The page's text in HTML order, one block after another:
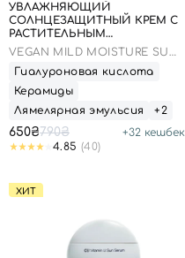
УВЛАЖНЯЮЩИЙ
СОЛНЦЕЗАЩИТНЫЙ КРЕМ С
РАСТИТЕЛЬНЫМ
СКВАЛАНОМ, 50 МЛ
VEGAN MILD MOISTURE SUN
SPF 50+ PA++++
Гиалуроновая кислота
Керамиды
Лямелярная эмульсия
+2
650₴790₴ +32 кешбек
4.85 (40)
ХИТ